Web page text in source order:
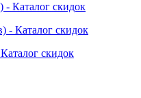
- Каталог скидок
- Каталог скидок
скидок